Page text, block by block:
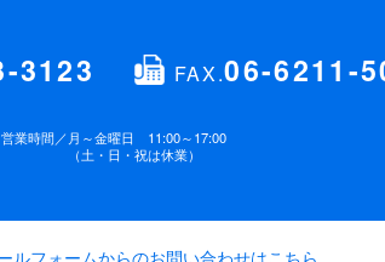
3123 FAX.06-6211-
営業時間／月～金曜日 11:00～17:00
（土・日・祝は休業）
ルフォームからのお問い合わせはこちら